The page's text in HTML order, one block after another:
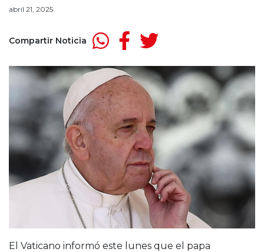
abril 21, 2025
Compartir Noticia
El Vaticano informó este lunes que el papa